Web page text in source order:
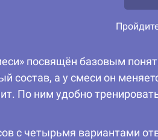
посвящён базовым
состав, а у смеси он
По ним удобно
с четырьмя вариантами